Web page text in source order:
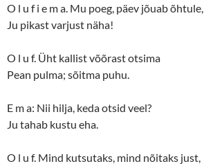
O l u f i e m a. Mu poeg, päev jõuab õhtule,
Ju pikast varjust näha!
O l u f. Üht kallist võõrast otsima
Pean pulma; sõitma puhu.
E m a: Nii hilja, keda otsid veel?
Ju tahab kustu eha.
O l u f. Mind kutsutaks, mind nõitaks just,